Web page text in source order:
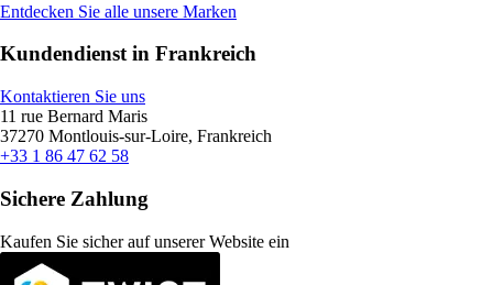
Entdecken Sie alle unsere Marken
Kundendienst in Frankreich
Kontaktieren Sie uns
11 rue Bernard Maris
37270 Montlouis-sur-Loire, Frankreich
+33 1 86 47 62 58
Sichere Zahlung
Kaufen Sie sicher auf unserer Website ein